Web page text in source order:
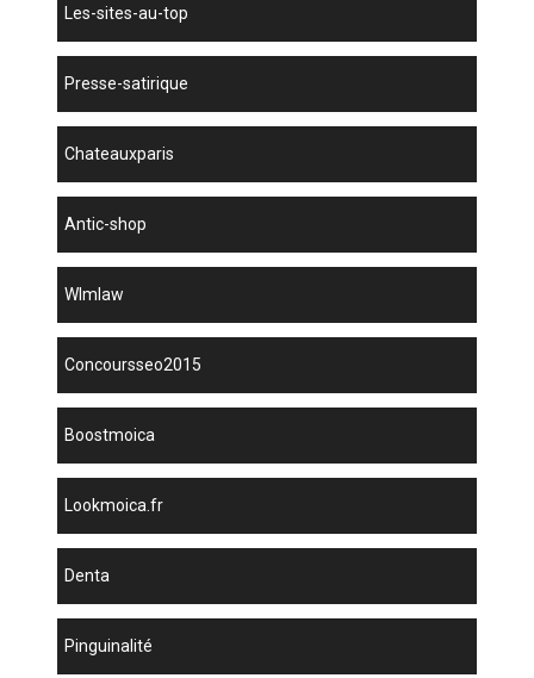
les-sites-au-top
presse-satirique
chateauxparis
antic-shop
wlmlaw
concoursseo2015
boostmoica
lookmoica.fr
denta
Pinguinalité